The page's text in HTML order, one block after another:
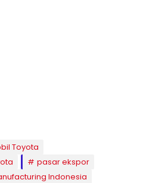
Toyota
pasar ekspor
Indonesia